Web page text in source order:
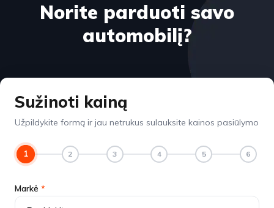
Norite parduoti savo
automobilį?
Sužinoti kainą
Užpildykite formą ir jau netrukus sulauksite kainos pasiūlymo
1 2 3 4 5 6
Markė *